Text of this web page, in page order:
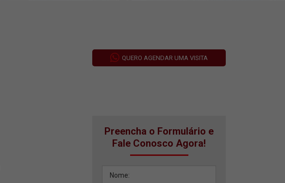
QUERO AGENDAR UMA VISITA
Preencha o Formulário e
Fale Conosco Agora!